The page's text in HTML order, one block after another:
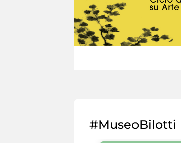
#MuseoBilotti